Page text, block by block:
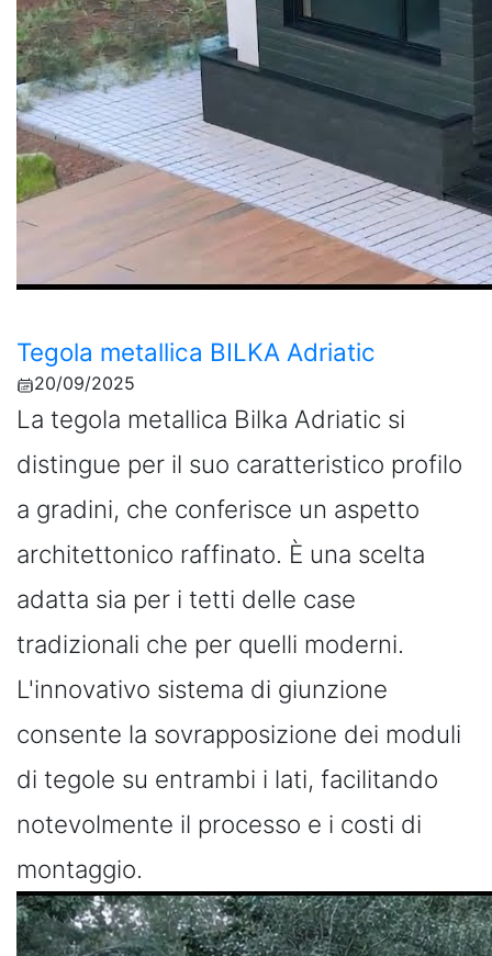
Tegola metallica BILKA Adriatic
20/09/2025
La tegola metallica Bilka Adriatic si
distingue per il suo caratteristico profilo
a gradini, che conferisce un aspetto
architettonico raffinato. È una scelta
adatta sia per i tetti delle case
tradizionali che per quelli moderni.
L'innovativo sistema di giunzione
consente la sovrapposizione dei moduli
di tegole su entrambi i lati, facilitando
notevolmente il processo e i costi di
montaggio.